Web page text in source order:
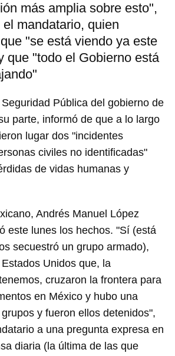
más amplia sobre esto",
el mandatario, quien
"se está viendo ya este
que "todo el Gobierno está
Pública del gobierno de
parte, informó de que a lo largo
lugar dos "incidentes
civiles no identificadas"
de vidas humanas y
Andrés Manuel López
este lunes los hechos. "Sí (está
secuestró un grupo armado),
Unidos que, la
cruzaron la frontera para
en México y hubo una
y fueron ellos detenidos",
a una pregunta expresa en
diaria (la última de las que